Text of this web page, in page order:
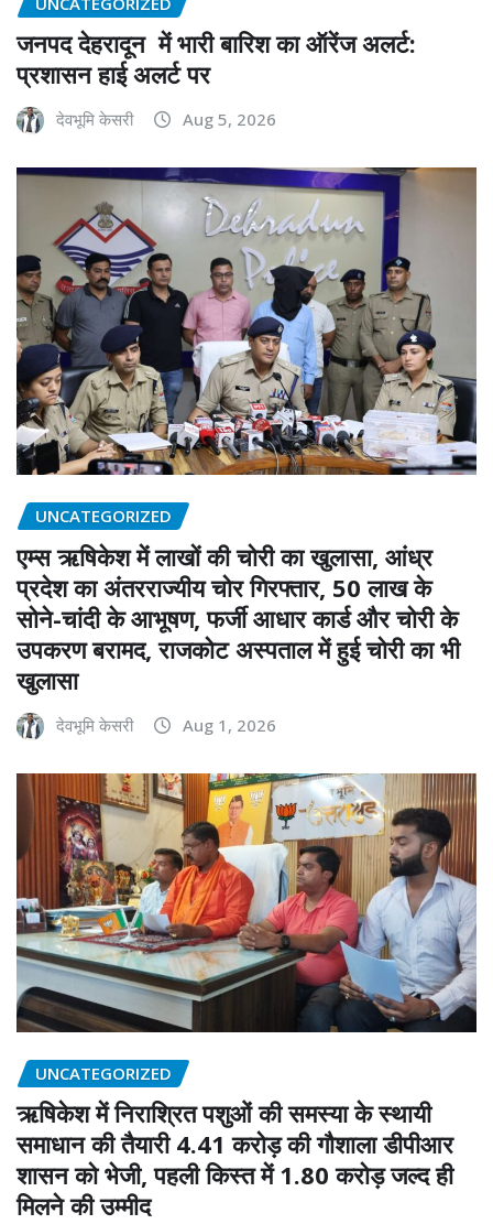
जनपद देहरादून में भारी बारिश का ऑरेंज अलर्ट:
प्रशासन हाई अलर्ट पर
देवभूमि केसरी Aug 5, 2026
UNCATEGORIZED
एम्स ऋषिकेश में लाखों की चोरी का खुलासा, आंध्र
प्रदेश का अंतरराज्यीय चोर गिरफ्तार, 50 लाख के
सोने-चांदी के आभूषण, फर्जी आधार कार्ड और चोरी के
उपकरण बरामद, राजकोट अस्पताल में हुई चोरी का भी
खुलासा
देवभूमि केसरी Aug 1, 2026
UNCATEGORIZED
ऋषिकेश में निराश्रित पशुओं की समस्या के स्थायी
समाधान की तैयारी 4.41 करोड़ की गौशाला डीपीआर
शासन को भेजी, पहली किस्त में 1.80 करोड़ जल्द ही
मिलने की उम्मीद